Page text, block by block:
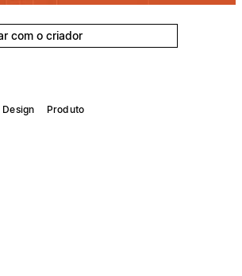
com o criador
Design Produto